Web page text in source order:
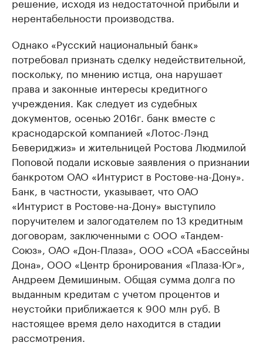
нерентабельности производства.
Однако «Русский национальный банк»
потребовал признать сделку недействительной,
поскольку, по мнению истца, она нарушает
права и законные интересы кредитного
учреждения. Как следует из судебных
документов, осенью 2016г. банк вместе с
краснодарской компанией «Лотос-Лэнд
Бевериджиз» и жительницей Ростова Людмилой
Поповой подали исковые заявления о признании
банкротом ОАО «Интурист в Ростове-на-Дону».
Банк, в частности, указывает, что ОАО
«Интурист в Ростове-на-Дону» выступило
поручителем и залогодателем по 13 кредитным
договорам, заключенными с ООО «Тандем-
Союз», ОАО «Дон-Плаза», ООО «СОА «Бассейны
Дона», ООО «Центр бронирования «Плаза-Юг»,
Андреем Демишиным. Общая сумма долга по
выданным кредитам с учетом процентов и
неустойки приближается к 900 млн руб. В
настоящее время дело находится в стадии
рассмотрения.